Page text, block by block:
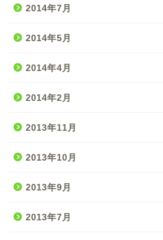
2014年7月
2014年5月
2014年4月
2014年2月
2013年11月
2013年10月
2013年9月
2013年7月